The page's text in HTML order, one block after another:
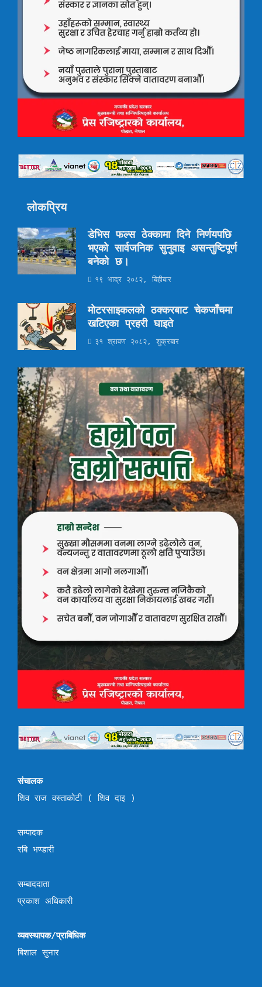
लोकप्रिय
डेभिस फल्स ठेक्कामा दिने निर्णयपछि
भएको सार्वजनिक सुनुवाइ असन्तुष्टिपूर्ण
बनेको छ।
१९ भाद्र २०८२, बिहीबार
मोटरसाइकलको ठक्करबाट चेकजाँचमा
खटिएका प्रहरी घाइते
३१ श्रावण २०८२, शुक्रबार
संचालक
शिव राज वस्ताकोटी ( शिव दाइ )
सम्पादक
रबि भण्डारी
सम्बाददाता
प्रकाश अधिकारी
व्यवस्थापक/प्राबिधिक
बिशाल सुनार